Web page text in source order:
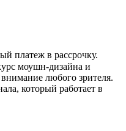
платеж в рассрочку.
моушн-дизайна и
любого зрителя.
который работает в